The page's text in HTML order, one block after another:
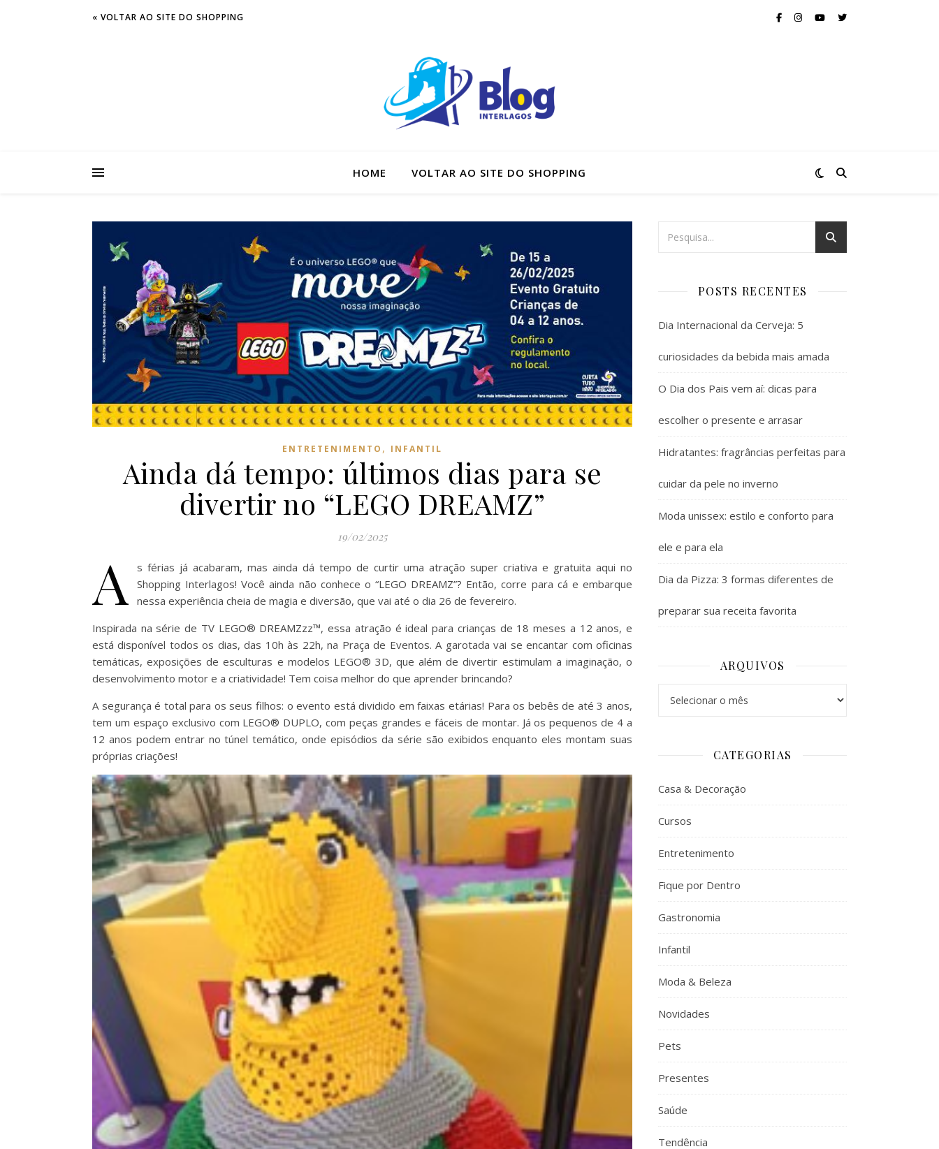
« VOLTAR AO SITE DO SHOPPING
HOME VOLTAR AO SITE DO SHOPPING
ENTRETENIMENTO , INFANTIL
Ainda dá tempo: últimos dias para se
divertir no “LEGO DREAMZ”
19/02/2025
A
s férias já acabaram, mas ainda dá tempo de curtir uma atração super criativa e gratuita aqui no
Shopping Interlagos! Você ainda não conhece o “LEGO DREAMZ”? Então, corre para cá e embarque
nessa experiência cheia de magia e diversão, que vai até o dia 26 de fevereiro.
Inspirada na série de TV LEGO® DREAMZzz™, essa atração é ideal para crianças de 18 meses a 12 anos, e
está disponível todos os dias, das 10h às 22h, na Praça de Eventos. A garotada vai se encantar com oficinas
temáticas, exposições de esculturas e modelos LEGO® 3D, que além de divertir estimulam a imaginação, o
desenvolvimento motor e a criatividade! Tem coisa melhor do que aprender brincando?
A segurança é total para os seus filhos: o evento está dividido em faixas etárias! Para os bebês de até 3 anos,
tem um espaço exclusivo com LEGO® DUPLO, com peças grandes e fáceis de montar. Já os pequenos de 4 a
12 anos podem entrar no túnel temático, onde episódios da série são exibidos enquanto eles montam suas
próprias criações!
POSTS RECENTES
Dia Internacional da Cerveja: 5
curiosidades da bebida mais amada
O Dia dos Pais vem aí: dicas para
escolher o presente e arrasar
Hidratantes: fragrâncias perfeitas para
cuidar da pele no inverno
Moda unissex: estilo e conforto para
ele e para ela
Dia da Pizza: 3 formas diferentes de
preparar sua receita favorita
ARQUIVOS
CATEGORIAS
Casa & Decoração
Cursos
Entretenimento
Fique por Dentro
Gastronomia
Infantil
Moda & Beleza
Novidades
Pets
Presentes
Saúde
Tendência